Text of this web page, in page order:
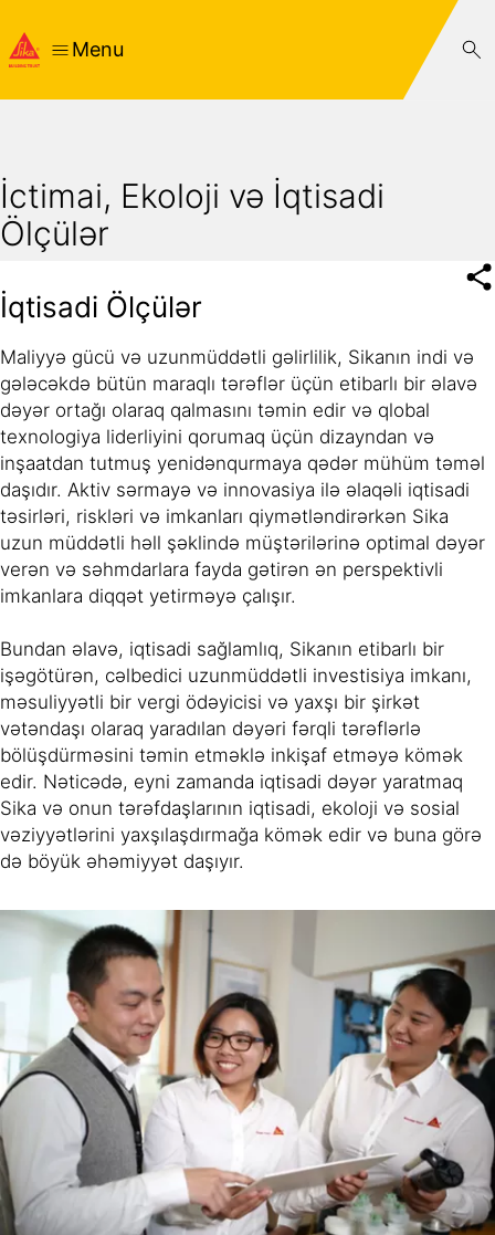
Menu
İctimai, Ekoloji və İqtisadi
Ölçülər
İqtisadi Ölçülər
Maliyyə gücü və uzunmüddətli gəlirlilik, Sikanın indi və
gələcəkdə bütün maraqlı tərəflər üçün etibarlı bir əlavə
dəyər ortağı olaraq qalmasını təmin edir və qlobal
texnologiya liderliyini qorumaq üçün dizayndan və
inşaatdan tutmuş yenidənqurmaya qədər mühüm təməl
daşıdır. Aktiv sərmayə və innovasiya ilə əlaqəli iqtisadi
təsirləri, riskləri və imkanları qiymətləndirərkən Sika
uzun müddətli həll şəklində müştərilərinə optimal dəyər
verən və səhmdarlara fayda gətirən ən perspektivli
imkanlara diqqət yetirməyə çalışır.
Bundan əlavə, iqtisadi sağlamlıq, Sikanın etibarlı bir
işəgötürən, cəlbedici uzunmüddətli investisiya imkanı,
məsuliyyətli bir vergi ödəyicisi və yaxşı bir şirkət
vətəndaşı olaraq yaradılan dəyəri fərqli tərəflərlə
bölüşdürməsini təmin etməklə inkişaf etməyə kömək
edir. Nəticədə, eyni zamanda iqtisadi dəyər yaratmaq
Sika və onun tərəfdaşlarının iqtisadi, ekoloji və sosial
vəziyyətlərini yaxşılaşdırmağa kömək edir və buna görə
də böyük əhəmiyyət daşıyır.